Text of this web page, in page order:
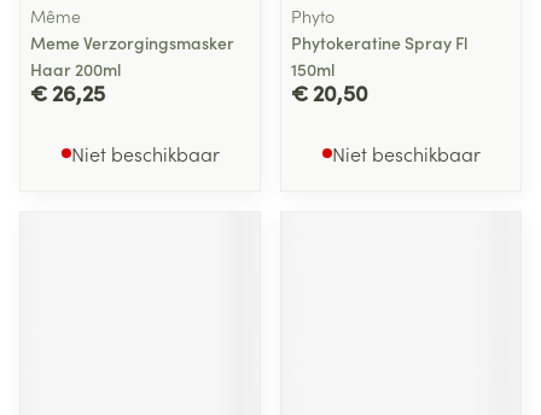
Même
Meme Verzorgingsmasker
Haar 200ml
€ 26,25
Niet beschikbaar
Phyto
Phytokeratine Spray Fl
150ml
€ 20,50
Niet beschikbaar